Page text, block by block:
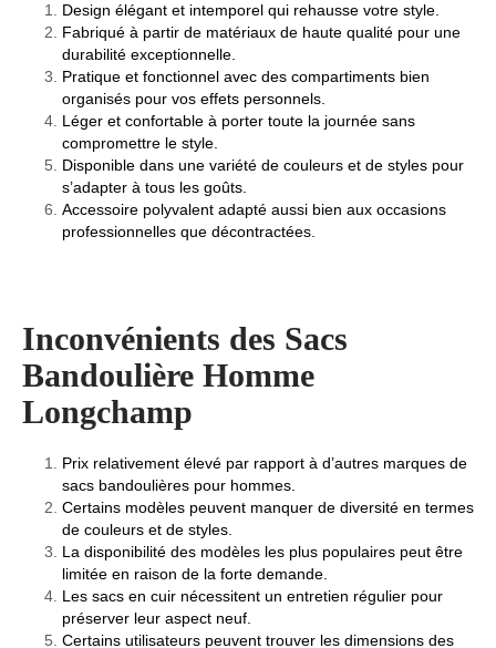
Design élégant et intemporel qui rehausse votre style.
Fabriqué à partir de matériaux de haute qualité pour une
durabilité exceptionnelle.
Pratique et fonctionnel avec des compartiments bien
organisés pour vos effets personnels.
Léger et confortable à porter toute la journée sans
compromettre le style.
Disponible dans une variété de couleurs et de styles pour
s’adapter à tous les goûts.
Accessoire polyvalent adapté aussi bien aux occasions
professionnelles que décontractées.
Inconvénients des Sacs
Bandoulière Homme
Longchamp
Prix relativement élevé par rapport à d’autres marques de
sacs bandoulières pour hommes.
Certains modèles peuvent manquer de diversité en termes
de couleurs et de styles.
La disponibilité des modèles les plus populaires peut être
limitée en raison de la forte demande.
Les sacs en cuir nécessitent un entretien régulier pour
préserver leur aspect neuf.
Certains utilisateurs peuvent trouver les dimensions des